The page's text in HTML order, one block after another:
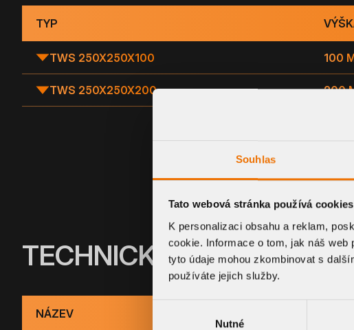
Souhlas
Tato webová stránka používá cookies
K personalizaci obsahu a reklam,
cookie. Informace o tom, jak náš
tyto údaje mohou zkombinovat s
používáte jejich služby.
Nutné
TYP
TWS 250X250X100 100
TWS 250X250X200 200
TECHNICKÉ INFORMACE
NÁZEV